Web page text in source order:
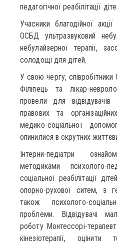
педагогічної реабілітації
Учасники благодійної
ОСБД ультразвуковий
небулайзерної терапії,
солодощі для дітей.
У свою чергу,
Філіпець та лікар-
провели для
правових та
медико-соціальної
опинилися в скрутних
Інтерни-педіатри
методиками психолого-
соціальної реабілітації
опорно-рухової ситем, з
також психолого-
проблеми. Відвідувачі
роботу Монтессорі-
кінезіотерапії, оцінити